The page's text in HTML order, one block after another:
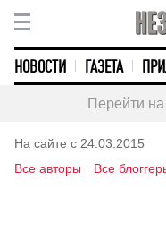
НОВОСТИ ГАЗЕТА
Перейти
На сайте с 24.03.2015
Все авторы
Все